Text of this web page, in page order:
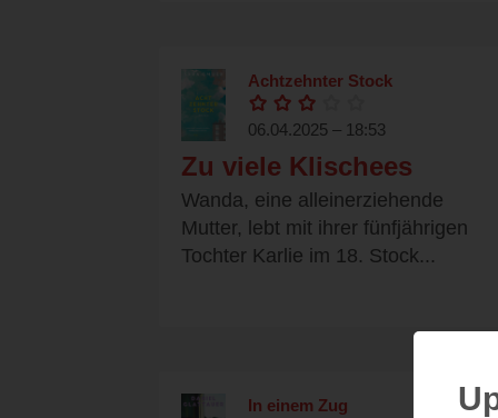
Achtzehnter Stock
06.04.2025 – 18:53
Zu viele Klischees
Wanda, eine alleinerziehende
Mutter, lebt mit ihrer fünfjährigen
Tochter Karlie im 18. Stock...
In einem Zug